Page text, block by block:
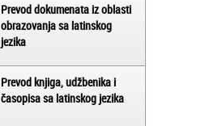
Prevod dokumenata iz oblasti
obrazovanja sa latinskog
jezika
Prevod knjiga, udžbenika i
časopisa sa latinskog jezika